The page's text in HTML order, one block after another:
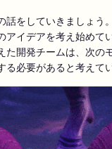
話をしていきましょう
アイデアを考え始めて
た開発チームは、次の
る必要があると考えて